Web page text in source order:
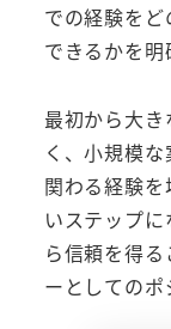
での経験を
できるかを明
最初から大
く、小規模
関わる経験
いステップ
ら信頼を得
ーとしてのポ